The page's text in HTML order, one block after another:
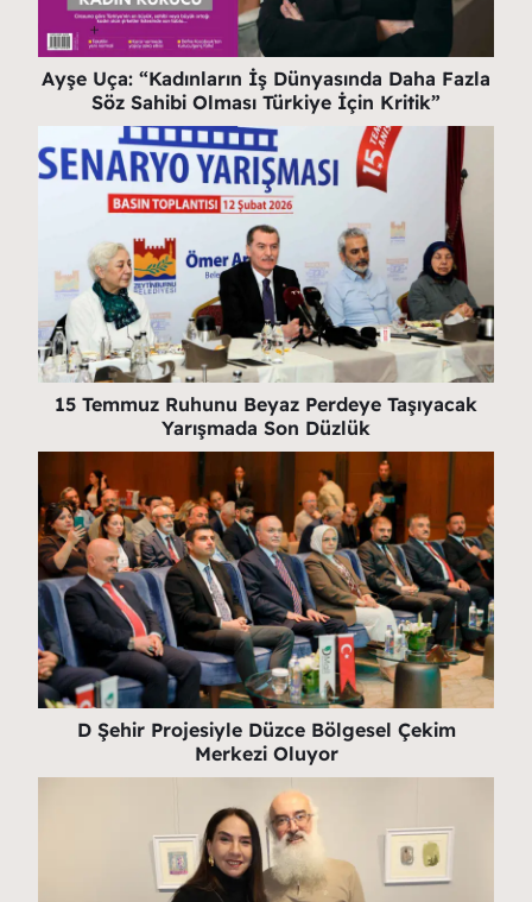
Ayşe Uça: “Kadınların İş Dünyasında Daha Fazla
Söz Sahibi Olması Türkiye İçin Kritik”
15 Temmuz Ruhunu Beyaz Perdeye Taşıyacak
Yarışmada Son Düzlük
D Şehir Projesiyle Düzce Bölgesel Çekim
Merkezi Oluyor